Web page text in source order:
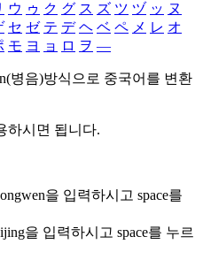
ウ ゥ ク グ ス ズ ツ ヅ ッ ヌ
セ ゼ テ デ ヘ ベ ペ メ レ オ
モ ヨ ョ ロ ヲ ―
병음)방식으로 중국어를 변환
하시면 됩니다.
을 입력하시고 space를
을 입력하시고 space를 누르